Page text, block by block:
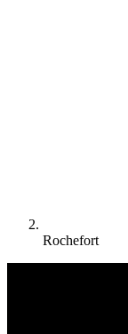
Rochefort